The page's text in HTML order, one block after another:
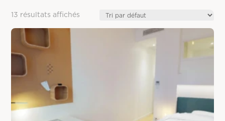
13 résultats affichés